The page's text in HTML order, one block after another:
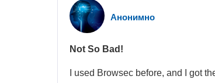
Анонимно
Not So Bad!
I used Browsec before, and I got